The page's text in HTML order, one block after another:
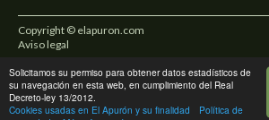
Solicitamos su permiso para obtener datos estadísticos de
su navegación en esta web, en cumplimiento del Real
Decreto-ley 13/2012.
Cookies usadas en El Apurón y su finalidad
Política de
Copyright © elapuron.com
Aviso legal
Política de privacidad
Uso de cookies